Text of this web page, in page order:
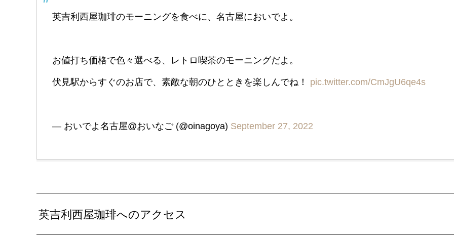
英吉利西屋珈琲のモーニングを食べに、名古屋においでよ。
お値打ち価格で色々選べる、レトロ喫茶のモーニングだよ。
伏見駅からすぐのお店で、素敵な朝のひとときを楽しんでね！ pic.twitter.com/CmJgU6qe4s
— おいでよ名古屋@おいなご (@oinagoya) September 27, 2022
英吉利西屋珈琲へのアクセス